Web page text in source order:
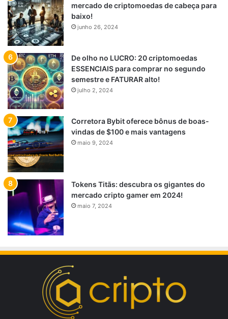
mercado de criptomoedas de cabeça para
baixo!
junho 26, 2024
De olho no LUCRO: 20 criptomoedas
ESSENCIAIS para comprar no segundo
semestre e FATURAR alto!
julho 2, 2024
Corretora Bybit oferece bônus de boas-
vindas de $100 e mais vantagens
maio 9, 2024
Tokens Titãs: descubra os gigantes do
mercado cripto gamer em 2024!
maio 7, 2024